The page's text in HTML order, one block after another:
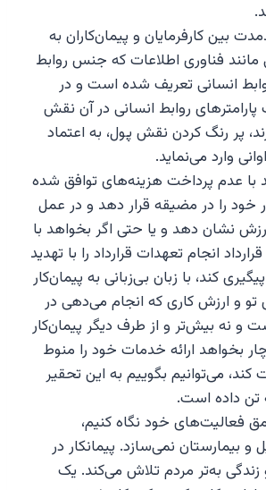
بین کارفرمایان و پیمان‌کاران به
مانند فناوری اطلاعات که جنس روابط
انسانی‌ تعریف شده است و در
پارامترهای روابط انسانی در آن نقش
پر رنگ کردن نقش پول، به اعتماد
وارد می‌نماید.
با عدم پرداخت هزینه‌های توافق شده
خود را در مضیقه قرار دهد و در عمل
نشان دهد و یا حتی اگر بخواهد با
انجام تعهدات قرارداد را با تهدید
کند، با زبان بی‌زبانی به پیمان‌کار
و ارزش کاری که انجام می‌دهی در
نه بیش‌تر و از طرف دیگر پیمان‌کار
بخواهد ارائه خدمات خود را منوط
کند، می‌توانیم بگوییم به این تحقیر
تن داده است.
فعالیت‌های خود نگاه کنیم،
و بیمارستان نمی‌سازد. پیمانکار در
زندگی به‌تر مردم تلاش می‌کند. یک